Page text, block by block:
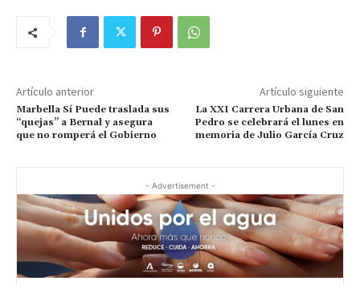
Artículo anterior
Marbella Sí Puede traslada sus
“quejas” a Bernal y asegura
que no romperá el Gobierno
Artículo siguiente
La XXI Carrera Urbana de San
Pedro se celebrará el lunes en
memoria de Julio García Cruz
- Advertisement -